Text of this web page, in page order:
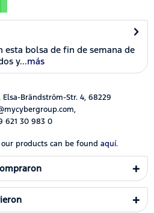
esta bolsa de fin de semana de
y...más
Brändström-Str. 4, 68229
621 30 983 0
products can be found aquí.